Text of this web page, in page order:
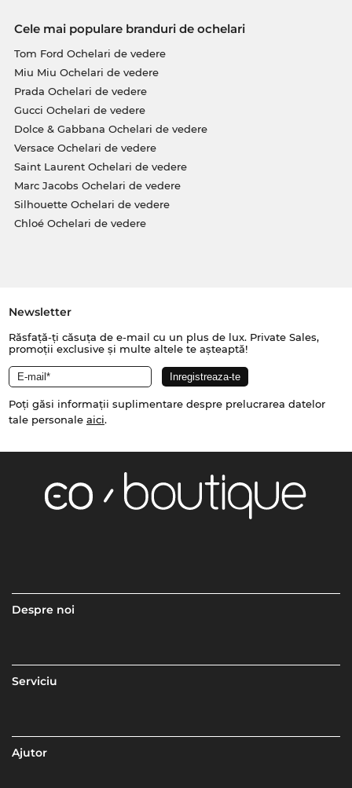
Cele mai populare branduri de ochelari
Tom Ford Ochelari de vedere
Miu Miu Ochelari de vedere
Prada Ochelari de vedere
Gucci Ochelari de vedere
Dolce & Gabbana Ochelari de vedere
Versace Ochelari de vedere
Saint Laurent Ochelari de vedere
Marc Jacobs Ochelari de vedere
Silhouette Ochelari de vedere
Chloé Ochelari de vedere
Newsletter
Răsfață-ți căsuța de e-mail cu un plus de lux. Private Sales,
promoții exclusive și multe altele te așteaptă!
Poți găsi informații suplimentare despre prelucrarea datelor
tale personale aici.
Despre noi
Serviciu
Ajutor